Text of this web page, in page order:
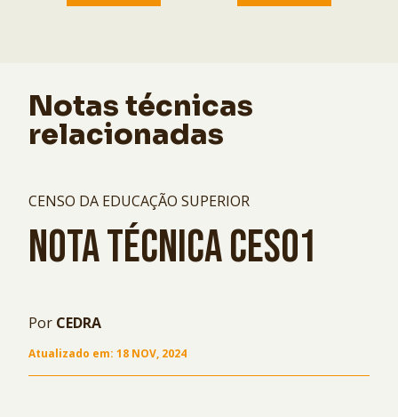
Notas técnicas
relacionadas
CENSO DA EDUCAÇÃO SUPERIOR
NOTA TÉCNICA CES01
Por CEDRA
Atualizado em: 18 NOV, 2024